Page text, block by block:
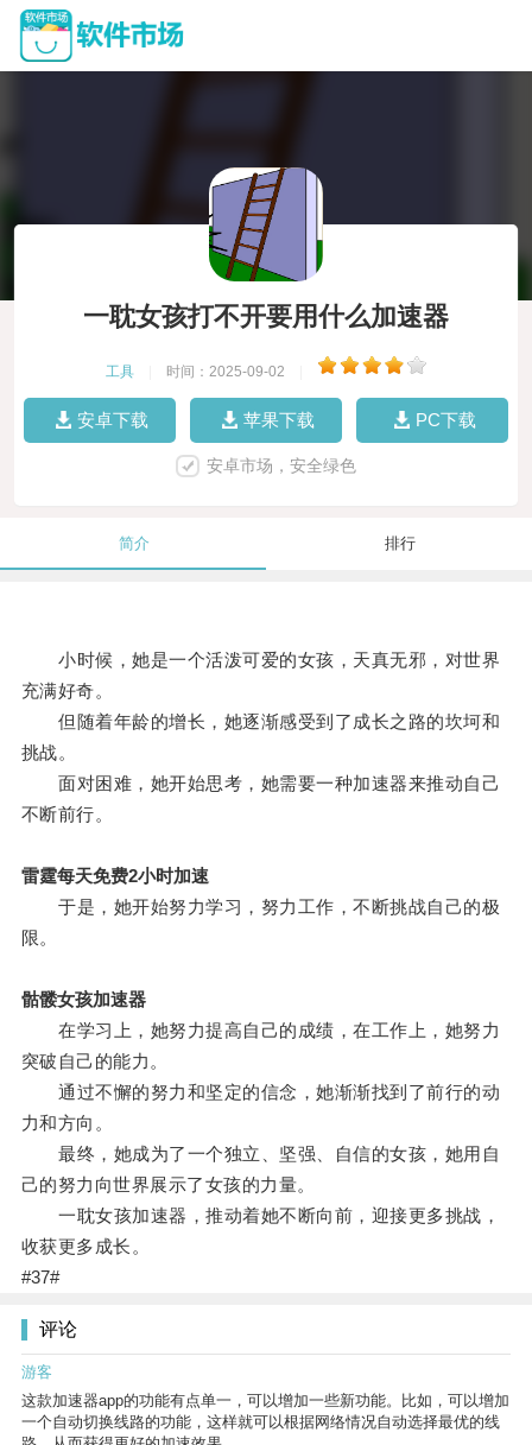
一耽女孩打不开要用什么加速器
工具 时间：2025-09-02
安卓下载 苹果下载 PC下载
安卓市场，安全绿色
简介 排行
小时候，她是一个活泼可爱的女孩，天真无邪，对世界
充满好奇。
但随着年龄的增长，她逐渐感受到了成长之路的坎坷和
挑战。
面对困难，她开始思考，她需要一种加速器来推动自己
不断前行。
雷霆每天免费2小时加速
于是，她开始努力学习，努力工作，不断挑战自己的极
限。
骷髅女孩加速器
在学习上，她努力提高自己的成绩，在工作上，她努力
突破自己的能力。
通过不懈的努力和坚定的信念，她渐渐找到了前行的动
力和方向。
最终，她成为了一个独立、坚强、自信的女孩，她用自
己的努力向世界展示了女孩的力量。
一耽女孩加速器，推动着她不断向前，迎接更多挑战，
收获更多成长。
#37#
评论
游客
这款加速器app的功能有点单一，可以增加一些新功能。比如，可以增加
一个自动切换线路的功能，这样就可以根据网络情况自动选择最优的线